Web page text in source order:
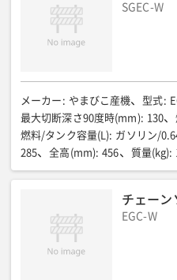
SGEC-W
メーカー : やまびこ産機 型式:
最大切断深さ90度時(mm): 130
燃料/タンク容量(L): ガソリン/
285
全高(mm): 456 質量(kg):
チェー
EGC-W